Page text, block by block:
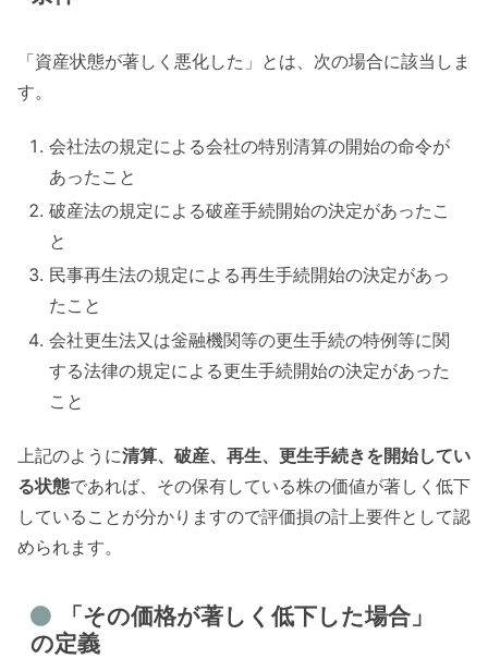
「資産状態が著しく悪化した」とは、次の場合に該当しま
す。
会社法の規定による会社の特別清算の開始の命令が
あったこと
破産法の規定による破産手続開始の決定があったこ
と
民事再生法の規定による再生手続開始の決定があっ
たこと
会社更生法又は釡融機関等の更生手続の特例等に関
する法律の規定による更生手続開始の決定があった
こと
上記のように清算、破産、再生、更生手続きを開始してい
る状態であれば、その保有している株の価値が著しく低下
していることが分かりますので評価損の計上要件として認
められます。
「その価格が著しく低下した場合」
の定義